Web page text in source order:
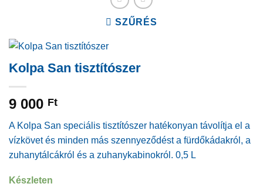
SZŰRÉS
Kolpa San tisztítószer
9 000 Ft
A Kolpa San speciális tisztítószer hatékonyan távolítja el a
vízkövet és minden más szennyeződést a fürdőkádakról, a
zuhanytálcákról és a zuhanykabinokról. 0,5 L
Készleten